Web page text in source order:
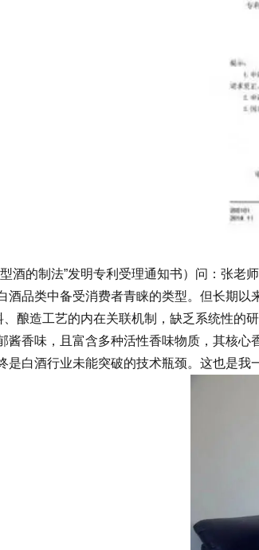
的制法”发明专利受理通知书）问：张老师
酒品类中备受消费者青睐的类型。但长期
、酿造工艺的内在关联机制，缺乏系统性
香味，且富含多种活性香味物质，其核心
是白酒行业未能突破的技术瓶颈。这也是我